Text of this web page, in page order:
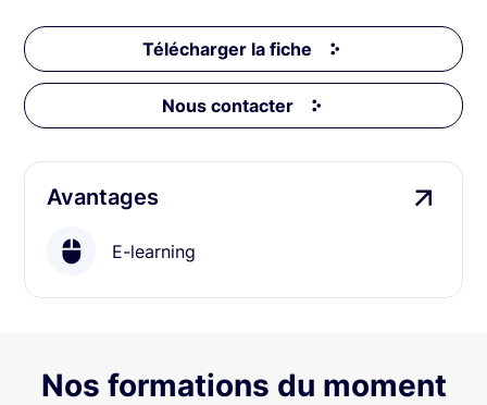
Télécharger la fiche
Nous contacter
Avantages
E-learning
Nos formations du moment